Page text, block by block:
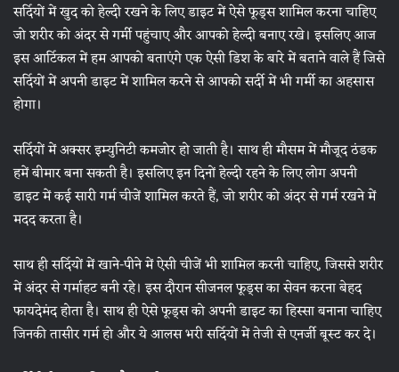
सर्दियों में खुद को हेल्दी रखने के लिए डाइट में ऐसे फूड्स शामिल करना चाहिए
जो शरीर को अंदर से गर्मी पहुंचाए और आपको हेल्दी बनाए रखे। इसलिए आज
इस आर्टिकल में हम आपको बताएंगे एक ऐसी डिश के बारे में बताने वाले हैं जिसे
सर्दियों में अपनी डाइट में शामिल करने से आपको सर्दी में भी गर्मी का अहसास
होगा।
सर्दियों में अक्सर इम्युनिटी कमजोर हो जाती है। साथ ही मौसम में मौजूद ठंडक
हमें बीमार बना सकती है। इसलिए इन दिनों हेल्दी रहने के लिए लोग अपनी
डाइट में कई सारी गर्म चीजें शामिल करते हैं, जो शरीर को अंदर से गर्म रखने में
मदद करता है।
साथ ही सर्दियों में खाने-पीने में ऐसी चीजें भी शामिल करनी चाहिए, जिससे शरीर
में अंदर से गर्माहट बनी रहे। इस दौरान सीजनल फूड्स का सेवन करना बेहद
फायदेमंद होता है। साथ ही ऐसे फूड्स को अपनी डाइट का हिस्सा बनाना चाहिए
जिनकी तासीर गर्म हो और ये आलस भरी सर्दियों में तेजी से एनर्जी बूस्ट कर दे।